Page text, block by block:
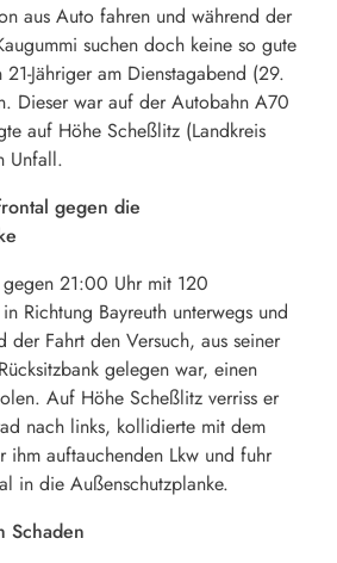
aus Auto fahren und während der
suchen doch keine so gute
Jähriger am Dienstagabend (29.
Dieser war auf der Autobahn A70
auf Höhe Scheßlitz (Landkreis
Unfall.
gegen die
gegen 21:00 Uhr mit 120
Richtung Bayreuth unterwegs und
der Fahrt den Versuch, aus seiner
gelegen war, einen
Auf Höhe Scheßlitz verriss er
nach links, kollidierte mit dem
ihm auftauchenden Lkw und fuhr
in die Außenschutzplanke.
Schaden